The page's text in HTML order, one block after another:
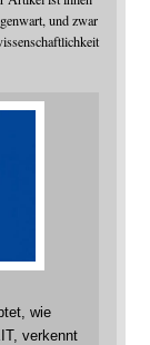
und zwar
wie
verkennt